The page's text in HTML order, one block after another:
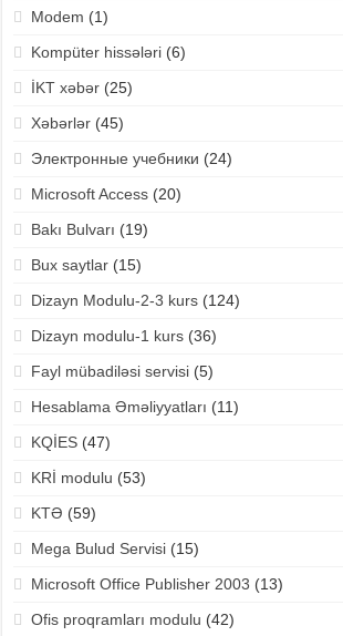
Modem (1)
Kompüter hissələri(6)
İKT xəbər(25)
Xəbərlər(45)
Электронные учебники (24)
Microsoft Access(20)
Bakı Bulvarı (19)
Bux saytlar(15)
Dizayn Modulu-2-3 kurs(124)
Dizayn modulu-1 kurs(36)
Fayl mübadiləsi servisi(5)
Hesablama Əməliyyatları (11)
KQİES(47)
KRİ modulu (53)
KTƏ (59)
Mega Bulud Servisi(15)
Microsoft Office Publisher 2003 (13)
Ofis proqramları modulu (42)